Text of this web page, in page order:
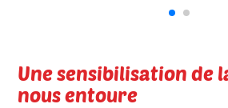
Une sensibilisation de
nous entoure